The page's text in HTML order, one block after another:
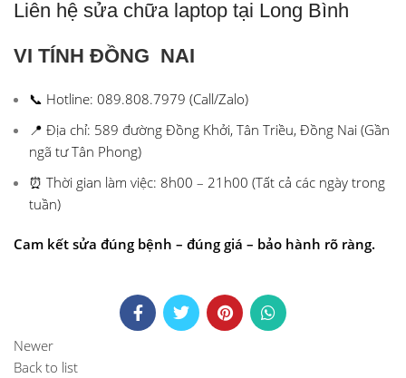
Liên hệ sửa chữa laptop tại Long Bình
VI TÍNH ĐỒNG NAI
📞 Hotline: 089.808.7979 (Call/Zalo)
📍 Địa chỉ: 589 đường Đồng Khởi, Tân Triều, Đồng Nai (Gần
ngã tư Tân Phong)
⏰ Thời gian làm việc: 8h00 – 21h00 (Tất cả các ngày trong
tuần)
Cam kết sửa đúng bệnh – đúng giá – bảo hành rõ ràng.
Newer
Back to list